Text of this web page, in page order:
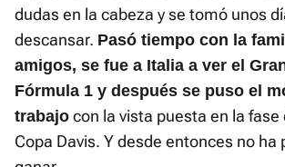
dudas en la cabeza y se tomó unos
descansar. Pasó tiempo con la
amigos, se fue a Italia a ver el
Fórmula 1 y después se puso el
trabajo con la vista puesta en la fase
Copa Davis. Y desde entonces no ha